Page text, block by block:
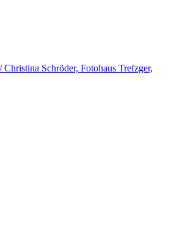
Schröder, Fotohaus Trefzger,